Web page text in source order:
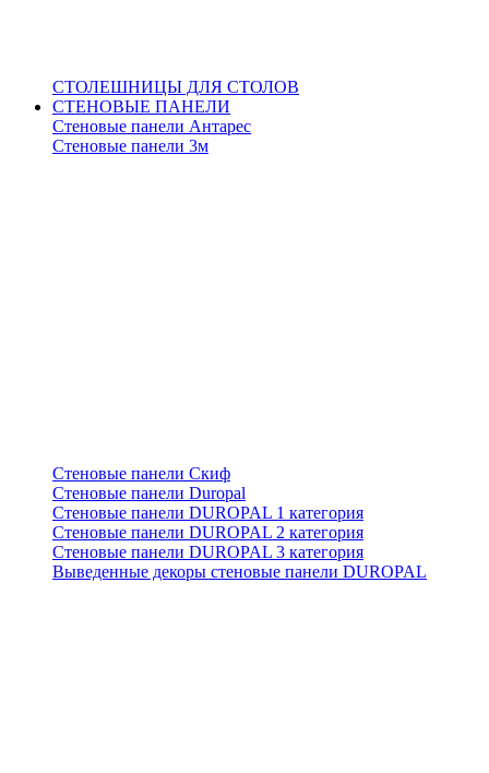
СТОЛЕШНИЦЫ ДЛЯ СТОЛОВ
СТЕНОВЫЕ ПАНЕЛИ
Стеновые панели Антарес
Стеновые панели 3м
Стеновые панели Скиф
Стеновые панели Duropal
Стеновые панели DUROPAL 1 категория
Стеновые панели DUROPAL 2 категория
Стеновые панели DUROPAL 3 категория
Выведенные декоры стеновые панели DUROPAL